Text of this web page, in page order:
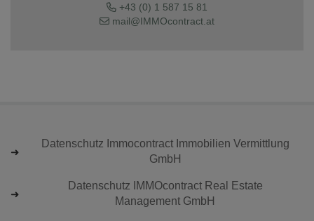
+43 (0) 1 587 15 81
mail@IMMOcontract.at
Datenschutz Immocontract Immobilien Vermittlung
GmbH
Datenschutz IMMOcontract Real Estate
Management GmbH